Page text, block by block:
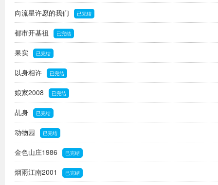
向流星许愿的我们 已完结
都市开基祖 已完结
果实 已完结
以身相许 已完结
娘家2008 已完结
乩身 已完结
动物园 已完结
金色山庄1986 已完结
烟雨江南2001 已完结